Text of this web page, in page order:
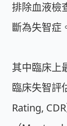
排除血液檢
斷為失智症
其中臨床上
臨床失智評
Rating,